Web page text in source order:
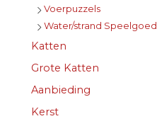
Voerpuzzels
Water/strand Speelgoed
Katten
Grote Katten
Aanbieding
Kerst